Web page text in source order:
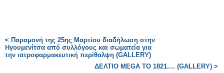
< Παραμονή της 25ης Μαρτίου διαδήλωση στην
Ηγουμενίτσα από συλλόγους και σωματεία για
την ιατροφαρμακευτική περίθαλψη (GALLERY)
ΔΕΛΤΙΟ MEGA ΤΟ 1821.... (GALLERY) >